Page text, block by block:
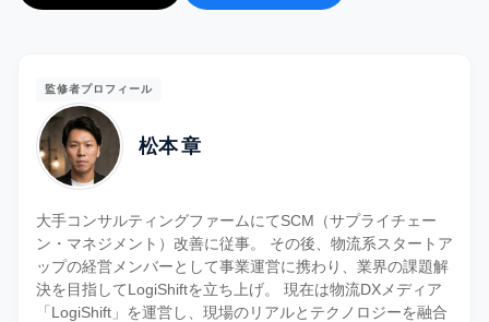
監修者プロフィール
松本 章
大手コンサルティングファームにてSCM（サプライチェー
ン・マネジメント）改善に従事。 その後、物流系スタートア
ップの経営メンバーとして事業運営に携わり、業界の課題解
決を目指してLogiShiftを立ち上げ。 現在は物流DXメディア
「LogiShift」を運営し、現場のリアルとテクノロジーを融合